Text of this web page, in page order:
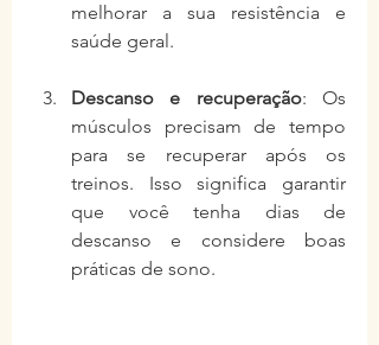
melhorar a sua resistência e
saúde geral.
Descanso e recuperação: Os
músculos precisam de tempo
para se recuperar após os
treinos. Isso significa garantir
que você tenha dias de
descanso e considere boas
práticas de sono.